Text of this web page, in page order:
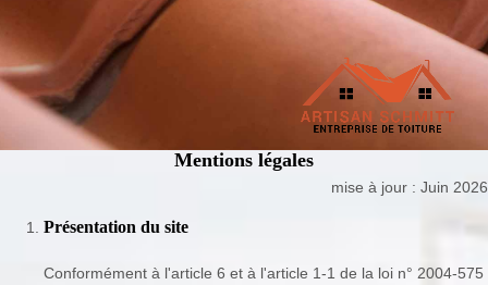
Mentions légales
mise à jour : Juin 2026
Présentation du site
Conformément à l'article 6 et à l'article 1-1 de la loi n° 2004-575